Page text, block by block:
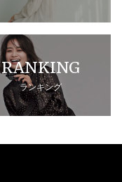
RANKING
ランキング